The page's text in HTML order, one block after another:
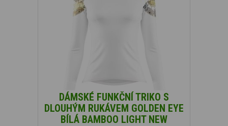
DÁMSKÉ FUNKČNÍ TRIKO S
DLOUHÝM RUKÁVEM GOLDEN EYE
BÍLÁ BAMBOO LIGHT NEW